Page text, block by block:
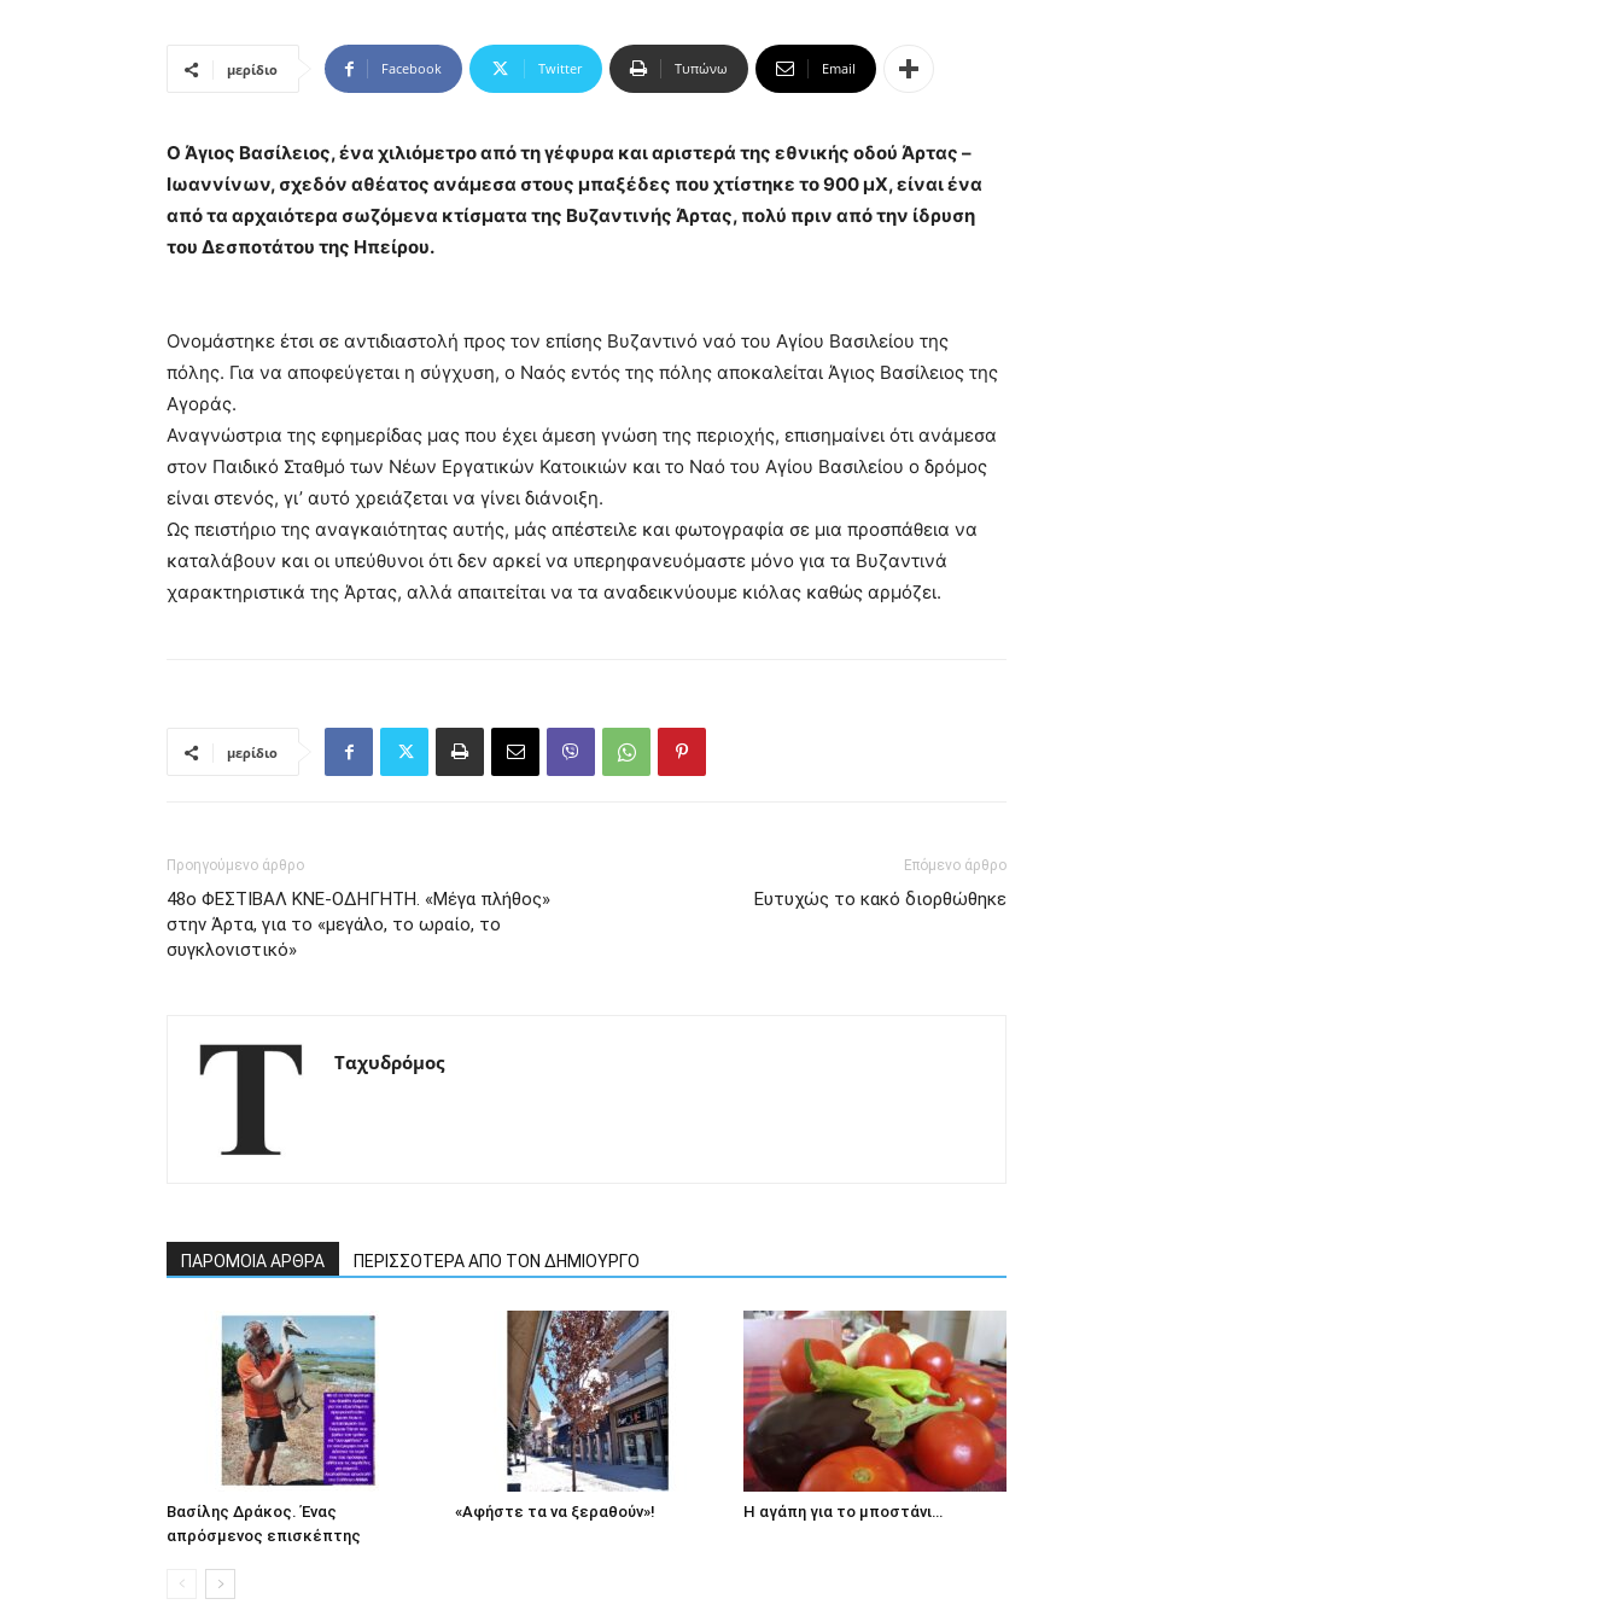
μερίδιο Facebook Twitter Τυπώνω Email
Ο Άγιος Βασίλειος, ένα χιλιόμετρο από τη γέφυρα και αριστερά της εθνικής οδού Άρτας –
Ιωαννίνων, σχεδόν αθέατος ανάμεσα στους μπαξέδες που χτίστηκε το 900 μΧ, είναι ένα
από τα αρχαιότερα σωζόμενα κτίσματα της Βυζαντινής Άρτας, πολύ πριν από την ίδρυση
του Δεσποτάτου της Ηπείρου.
Ονομάστηκε έτσι σε αντιδιαστολή προς τον επίσης Βυζαντινό ναό του Αγίου Βασιλείου της
πόλης. Για να αποφεύγεται η σύγχυση, ο Ναός εντός της πόλης αποκαλείται Άγιος Βασίλειος της
Αγοράς.
Αναγνώστρια της εφημερίδας μας που έχει άμεση γνώση της περιοχής, επισημαίνει ότι ανάμεσα
στον Παιδικό Σταθμό των Νέων Εργατικών Κατοικιών και το Ναό του Αγίου Βασιλείου ο δρόμος
είναι στενός, γι’ αυτό χρειάζεται να γίνει διάνοιξη.
Ως πειστήριο της αναγκαιότητας αυτής, μάς απέστειλε και φωτογραφία σε μια προσπάθεια να
καταλάβουν και οι υπεύθυνοι ότι δεν αρκεί να υπερηφανευόμαστε μόνο για τα Βυζαντινά
χαρακτηριστικά της Άρτας, αλλά απαιτείται να τα αναδεικνύουμε κιόλας καθώς αρμόζει.
μερίδιο
Προηγούμενο άρθρο
48ο ΦΕΣΤΙΒΑΛ ΚΝΕ-ΟΔΗΓΗΤΗ. «Μέγα πλήθος»
στην Άρτα, για το «μεγάλο, το ωραίο, το
συγκλονιστικό»
Επόμενο άρθρο
Ευτυχώς το κακό διορθώθηκε
Ταχυδρόμος
ΠΑΡΟΜΟΙΑ ΑΡΘΡΑ ΠΕΡΙΣΣΟΤΕΡΑ ΑΠΟ ΤΟΝ ΔΗΜΙΟΥΡΓΟ
Βασίλης Δράκος. Ένας
απρόσμενος επισκέπτης
«Αφήστε τα να ξεραθούν»! Η αγάπη για το μποστάνι…